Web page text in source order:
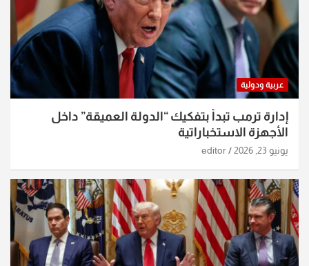
عربية ودولية
إدارة ترمب تبدأ بتفكيك “الدولة العميقة” داخل
الأجهزة الاستخباراتية
يونيو 23, 2026 editor